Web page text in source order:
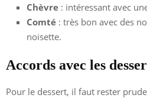
Chèvre : intéressant avec
Comté : très bon avec des
noisette.
Accords avec les
Pour le dessert, il faut rester